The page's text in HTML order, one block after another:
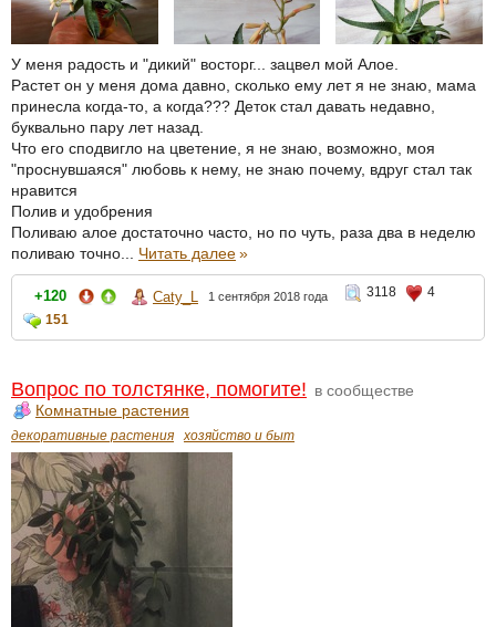
У меня радость и "дикий" восторг... зацвел мой Алое.
Растет он у меня дома давно, сколько ему лет я не знаю, мама
принесла когда-то, а когда??? Деток стал давать недавно,
буквально пару лет назад.
Что его сподвигло на цветение, я не знаю, возможно, моя
"проснувшаяся" любовь к нему, не знаю почему, вдруг стал так
нравится
Полив и удобрения
Поливаю алое достаточно часто, но по чуть, раза два в неделю
поливаю точно... Читать далее»
+120 Caty_L 1 сентября 2018 года 3118
4
151
Вопрос по толстянке, помогите! в сообществе
Комнатные растения
декоративные растения хозяйство и быт